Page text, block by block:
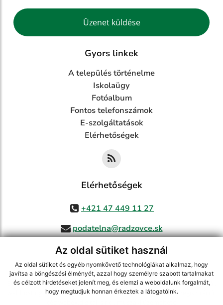
Az oldal sütiket használ
Az oldal sütiket és egyéb nyomkövető technológiákat alkalmaz, hogy
javítsa a böngészési élményét, azzal hogy személyre szabott tartalmakat
és célzott hirdetéseket jelenít meg, és elemzi a weboldalunk forgalmát,
hogy megtudjuk honnan érkeztek a látogatóink.
Google reCaptcha Response
Üzenet küldése
Gyors linkek
A település történelme
Iskolaügy
Fotóalbum
Fontos telefonszámok
E-szolgáltatások
Elérhetőségek
Elérhetőségek
+421 47 449 11 27
podatelna@radzovce.sk
jusson a legfrissebb információkhoz az RSS csatornánkon keresztűl,
ECHELON 2 tartalomkezelő rendszer,Honlap térkép,Internetes portál
webex.digital, s.r.o.,doménnevek ,doménnév regisztráció